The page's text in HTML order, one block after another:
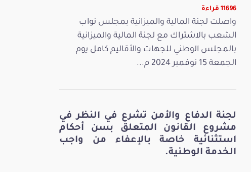
11696 قراءة
واصلت لجنة المالية والميزانية بمجلس نواب
الشعب بالاشتراك مع لجنة المالية والميزانية
بالمجلس الوطني للجهات والأقاليم كامل يوم
الجمعة 15 نوفمبر 2024 م...
لجنة الدفاع والأمن تشرع في النظر في
مشروع القانون المتعلق بسن أحكام
استثنائية خاصة بالإعفاء من واجب
الخدمة الوطنية.